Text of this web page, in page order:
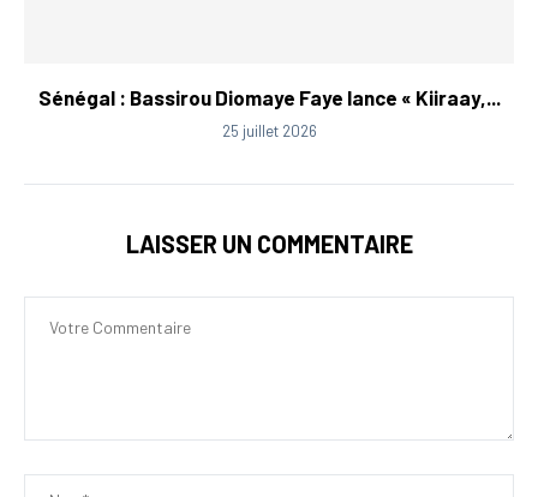
Sénégal : Bassirou Diomaye Faye lance « Kiiraay,...
25 juillet 2026
LAISSER UN COMMENTAIRE